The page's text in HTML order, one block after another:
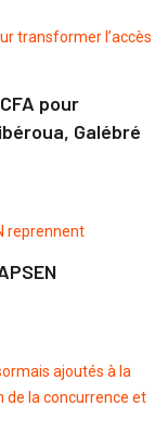
pour
Galébré